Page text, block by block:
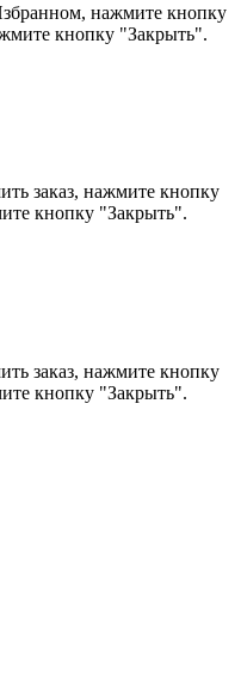
нажмите кнопку
кнопку "Закрыть".
заказ, нажмите кнопку
кнопку "Закрыть".
заказ, нажмите кнопку
кнопку "Закрыть".